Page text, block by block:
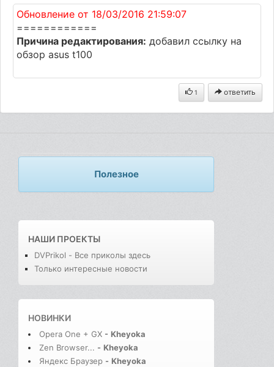
Обновление от 18/03/2016 21:59:07
============
Причина редактирования: добавил ссылку на
обзор asus t100
1 ответить
Полезное
НАШИ ПРОЕКТЫ
DVPrikol - Все приколы здесь
Только интересные новости
НОВИНКИ
Opera One + GX - Kheyoka
Zen Browser... - Kheyoka
Яндекс Браузер - Kheyoka